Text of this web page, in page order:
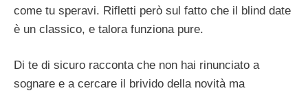
come tu speravi. Rifletti però sul fatto che il blind date
è un classico, e talora funziona pure.
Di te di sicuro racconta che non hai rinunciato a
sognare e a cercare il brivido della novità ma